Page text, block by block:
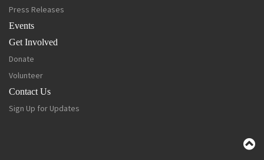
Press Releases
Events
Get Involved
Donate
Volunteer
Contact Us
Sign Up for Updates